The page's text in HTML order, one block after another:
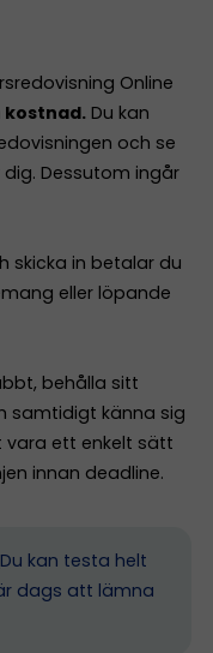
Online
Du kan
och se
Dessutom ingår
skicka in betalar du
eller löpande
behålla sitt
samtidigt känna sig
ett enkelt sätt
innan deadline.
Du kan testa helt
dags att lämna